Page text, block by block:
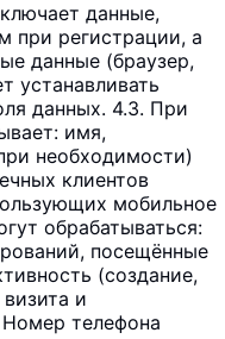
данные,
при регистрации, а
данные (браузер,
устанавливать
данных. 4.3. При
имя,
необходимости)
клиентов
мобильное
обрабатываться:
посещённые
(создание,
и
Номер телефона